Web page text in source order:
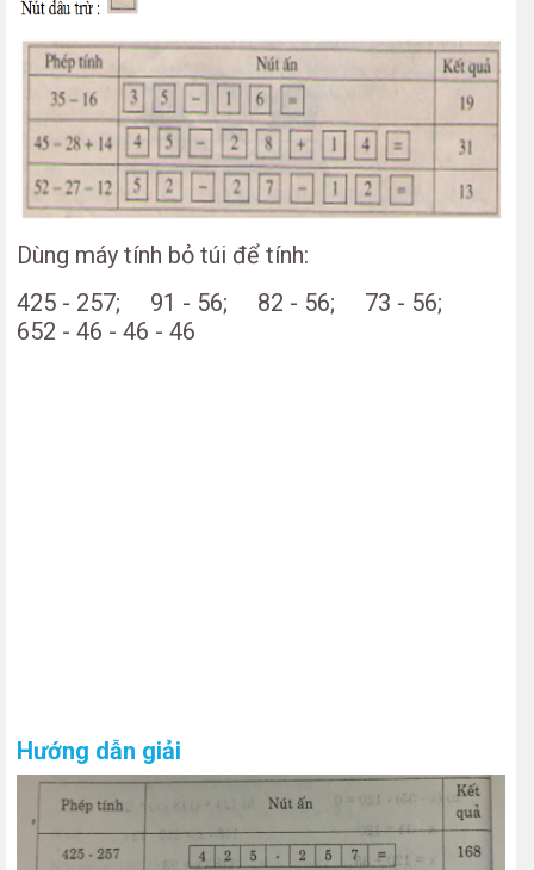
Dùng máy tính bỏ túi để tính:
425 - 257; 91 - 56; 82 - 56; 73 - 56;
652 - 46 - 46 - 46
Hướng dẫn giải